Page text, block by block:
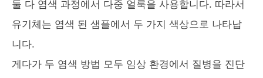
둘 다 염색 과정에서 다중 얼룩을 사용합니다. 따라서
유기체는 염색 된 샘플에서 두 가지 색상으로 나타납
니다.
게다가 두 염색 방법 모두 임상 환경에서 질병을 진단